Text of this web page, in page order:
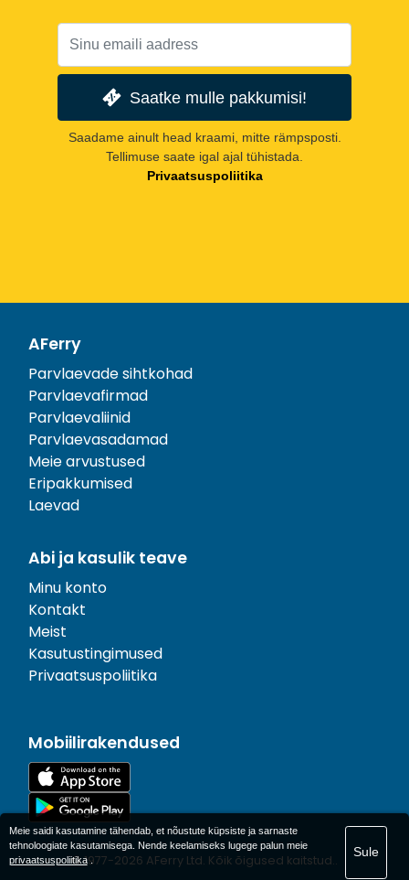
Saatke mulle pakkumisi!
Saadame ainult head kraami, mitte rämpsposti.
Tellimuse saate igal ajal tühistada.
Privaatsuspoliitika
AFerry
Parvlaevade sihtkohad
Parvlaevafirmad
Parvlaevaliinid
Parvlaevasadamad
Meie arvustused
Eripakkumised
Laevad
Abi ja kasulik teave
Minu konto
Kontakt
Meist
Kasutustingimused
Privaatsuspoliitika
Mobiilirakendused
© 1977-2026 AFerry Ltd. Kõik õigused kaitstud..
Meie saidi kasutamine tähendab, et nõustute küpsiste ja sarnaste
tehnoloogiate kasutamisega. Nende keelamiseks lugege palun meie
privaatsuspoliitika.
Sule